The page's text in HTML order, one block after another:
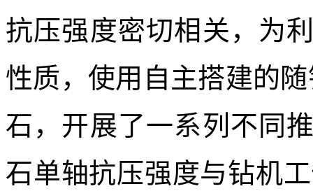
抗压强度密切相关，为
性质，使用自主搭建的
石，开展了一系列不同
石单轴抗压强度与钻机